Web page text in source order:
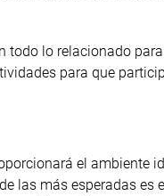
todo lo relacionado
para que
el ambiente
las más esperadas es